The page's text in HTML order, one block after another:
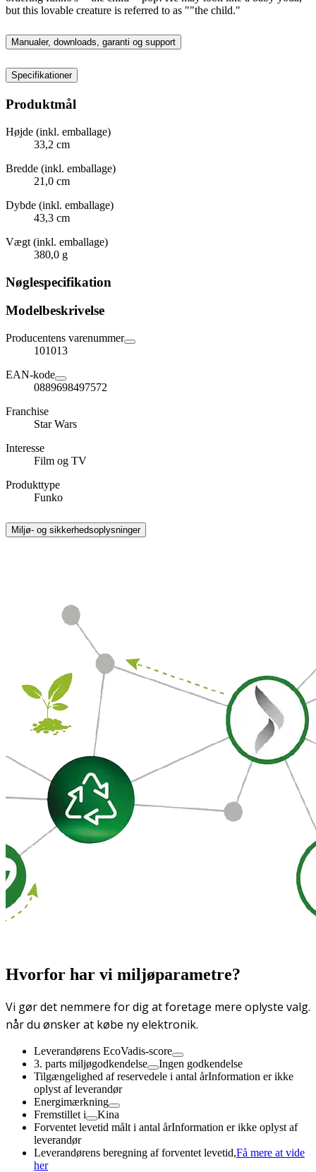
but this lovable creature is referred to as ""the child."
Manualer, downloads, garanti og support
Specifikationer
Produktmål
Højde (inkl. emballage)
33,2 cm
Bredde (inkl. emballage)
21,0 cm
Dybde (inkl. emballage)
43,3 cm
Vægt (inkl. emballage)
380,0 g
Nøglespecifikation
Modelbeskrivelse
Producentens varenummer
101013
EAN-kode
0889698497572
Franchise
Star Wars
Interesse
Film og TV
Produkttype
Funko
Miljø- og sikkerhedsoplysninger
Hvorfor har vi miljøparametre?
Vi gør det nemmere for dig at foretage mere oplyste valg.
når du ønsker at købe ny elektronik.
Leverandørens EcoVadis-score
3. parts miljøgodkendelse
Ingen godkendelse
Tilgængelighed af reservedele i antal årInformation er ikke
oplyst af leverandør
Energimærkning
Fremstillet i
Kina
Forventet levetid målt i antal årInformation er ikke oplyst af
leverandør
Leverandørens beregning af forventet levetid,Få mere at vide
her